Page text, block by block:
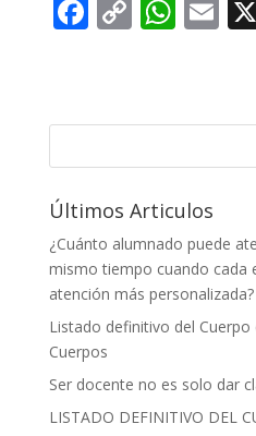
F
b
k
C
y
k
W
s
p
E
l
Últimos Articulos
¿Cuánto alumnado puede
mismo tiempo cuando cada
atención más personalizada?
Listado definitivo del
Cuerpos
Ser docente no es solo dar
LISTADO DEFINITIVO DEL